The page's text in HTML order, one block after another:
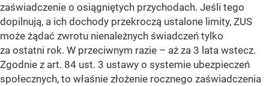
zaświadczenie o osiągniętych przychodach. Jeśli tego
dopilnują, a ich dochody przekroczą ustalone limity, ZUS
może żądać zwrotu nienależnych świadczeń tylko
za ostatni rok. W przeciwnym razie – aż za 3 lata wstecz.
Zgodnie z art. 84 ust. 3 ustawy o systemie ubezpieczeń
społecznych, to właśnie złożenie rocznego zaświadczenia